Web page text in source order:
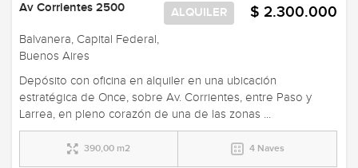
$ 2.300.000
ALQUILER
Av Corrientes 2500
Balvanera, Capital Federal,
Buenos Aires
Depósito con oficina en alquiler en una ubicación
estratégica de Once, sobre Av. Corrientes, entre Paso y
Larrea, en pleno corazón de una de las zonas ...
390,00 m2 4 Naves